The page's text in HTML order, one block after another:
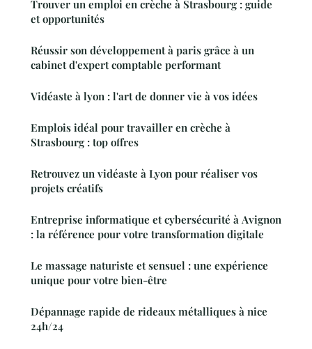
Trouver un emploi en crèche à Strasbourg : guide
et opportunités
Réussir son développement à paris grâce à un
cabinet d'expert comptable performant
Vidéaste à lyon : l'art de donner vie à vos idées
Emplois idéal pour travailler en crèche à
Strasbourg : top offres
Retrouvez un vidéaste à Lyon pour réaliser vos
projets créatifs
Entreprise informatique et cybersécurité à Avignon
: la référence pour votre transformation digitale
Le massage naturiste et sensuel : une expérience
unique pour votre bien-être
Dépannage rapide de rideaux métalliques à nice
24h/24